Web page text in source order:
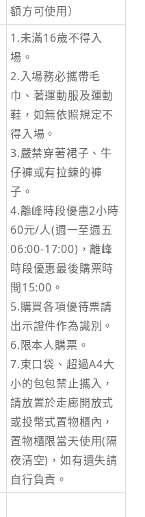
額方可使用）
1.未滿16歲不得入
場。
2.入場務必攜帶毛
巾、著運動服及運動
鞋，如無依照規定不
得入場。
3.嚴禁穿著裙子、牛
仔褲或有拉鍊的褲
子。
4.離峰時段優惠2小時
60元/人(週一至週五
06:00-17:00)，離峰
時段優惠最後購票時
間15:00。
5.購買各項優待票請
出示證件作為識別。
6.限本人購票。
7.束口袋、超過A4大
小的包包禁止攜入，
請放置於走廊開放式
或投幣式置物櫃內，
置物櫃限當天使用(隔
夜清空)，如有遺失請
自行負責。